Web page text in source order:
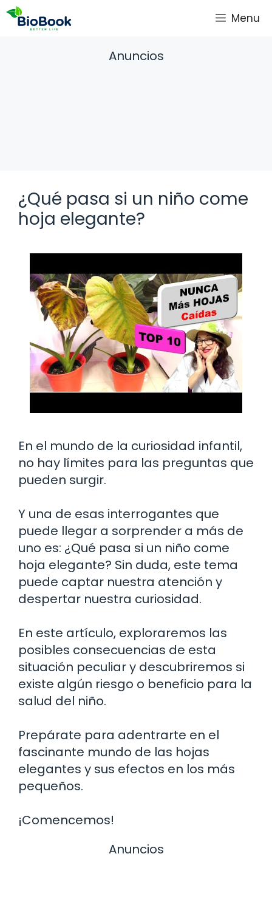
Saltar
Menu
Anuncios
¿Qué pasa si un niño come
hoja elegante?
En el mundo de la curiosidad infantil,
no hay límites para las preguntas que
pueden surgir.
Y una de esas interrogantes que
puede llegar a sorprender a más de
uno es: ¿Qué pasa si un niño come
hoja elegante? Sin duda, este tema
puede captar nuestra atención y
despertar nuestra curiosidad.
En este artículo, exploraremos las
posibles consecuencias de esta
situación peculiar y descubriremos si
existe algún riesgo o beneficio para la
salud del niño.
Prepárate para adentrarte en el
fascinante mundo de las hojas
elegantes y sus efectos en los más
pequeños.
¡Comencemos!
Anuncios